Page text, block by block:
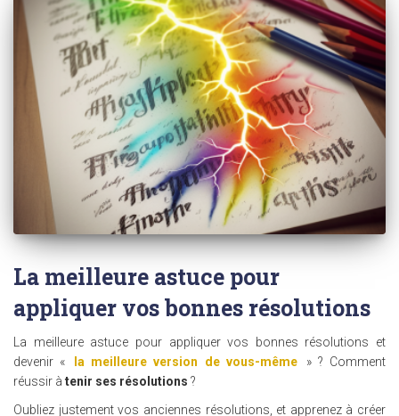
La meilleure astuce pour
appliquer vos bonnes résolutions
La meilleure astuce pour appliquer vos bonnes résolutions et
devenir «
la meilleure version de vous-même
» ? Comment
réussir à tenir ses résolutions ?
Oubliez justement vos anciennes résolutions, et apprenez à créer